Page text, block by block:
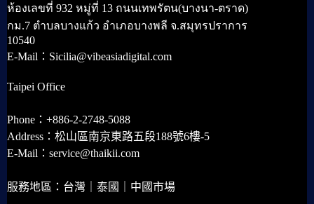
ห้องเลขที่ 932 หมู่ที่ 13 ถนนเทพรัตน(บางนา-ตราด)
กม.7 ตำบลบางแก้ว อำเภอบางพลี จ.สมุทรปราการ
10540
E-Mail：Sicilia@vibeasiadigital.com
Taipei Office
Phone：+886-2-2748-5088
Address：松山區南京東路五段188號6樓-5
E-Mail：service@thaikii.com
服務地區：台灣｜泰國｜中國市場